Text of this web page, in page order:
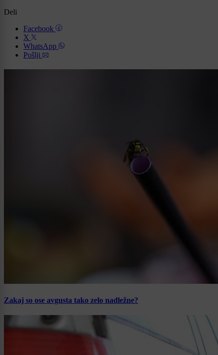
Deli
Facebook
X
WhatsApp
Pošlji
Zakaj so ose avgusta tako zelo nadležne?